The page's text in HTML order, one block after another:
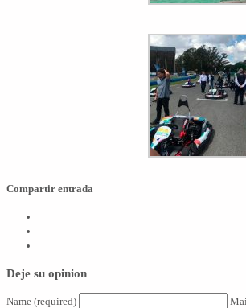
Compartir entrada
Deje su opinion
Name (required)